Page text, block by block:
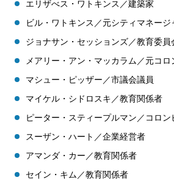
エリザべス・ワトキンス／建築家
ビル・ワトキンス／元シティマネージ
ジョナサン・セッションズ／教育委員
メアリー・アン・マッカラム／元コロ
マシュー・ピッザー／市議会議員
マイケル・シドロスキ／教育関係者
ピーター・スティープルマン／コロ
スーザン・ハート／企業経営者
アマンダ・カー／教育関係者
セイン・キム／教育関係者